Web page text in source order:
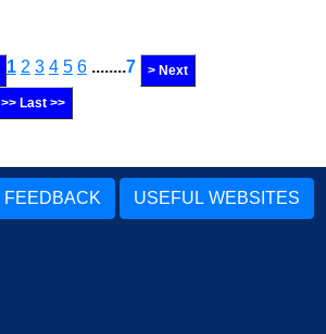
1 2 3 4 5 6 ........7 > Next
>> Last >>
FEEDBACK USEFUL WEBSITES